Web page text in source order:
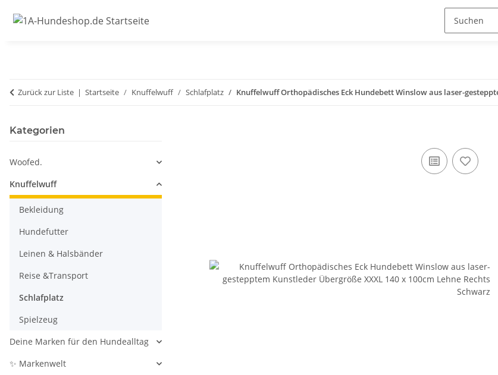
Zurück zur Liste Startseite Knuffelwuff Schlafplatz Knuffelwuff Orthopädisches Eck Hundebett Winslow aus laser-
Kategorien
Woofed.
Knuffelwuff
Bekleidung
Hundefutter
Leinen & Halsbänder
Reise &Transport
Schlafplatz
Spielzeug
Deine Marken für den Hundealltag
✨ Markenwelt